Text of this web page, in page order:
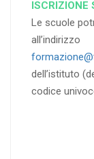
ISCRIZIONE
Le scuole
all’indirizzo
dell’istituto
codice